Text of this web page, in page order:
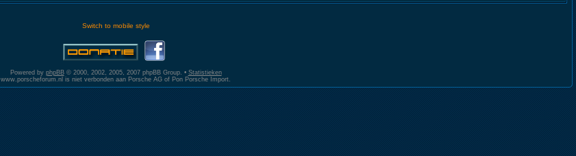
Switch to mobile style
Powered by phpBB© 2000, 2002, 2005, 2007 phpBB Group. • Statistieken
www.porscheforum.nl is niet verbonden aan Porsche AG of Pon Porsche Import.